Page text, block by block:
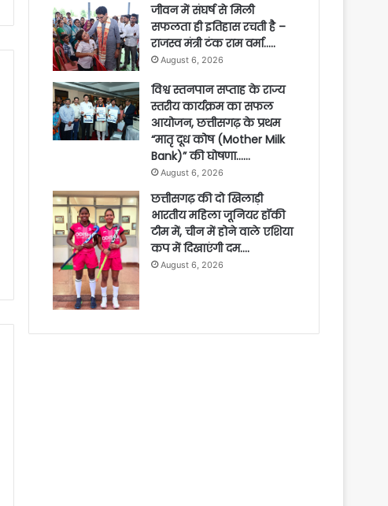
जीवन में संघर्ष से मिली
सफलता ही इतिहास रचती है –
राजस्व मंत्री टंक राम वर्मा…..
August 6, 2026
विश्व स्तनपान सप्ताह के राज्य
स्तरीय कार्यक्रम का सफल
आयोजन, छत्तीसगढ़ के प्रथम
“मातृ दूध कोष (Mother Milk
Bank)” की घोषणा……
August 6, 2026
छत्तीसगढ़ की दो खिलाड़ी
भारतीय महिला जूनियर हॉकी
टीम में, चीन में होने वाले एशिया
कप में दिखाएंगी दम….
August 6, 2026